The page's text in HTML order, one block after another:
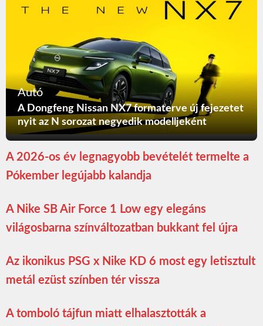
Autó
A Dongfeng Nissan NX7 formaterve új fejezetet
nyit az N sorozat negyedik modelljeként
A 2026-os év legnagyobb bevételét termelte a
Pókember legújabb kalandja
A Nike SB Air Force 1 Low egy elegáns
világosbarna színváltozatban bukkant fel újra
Az ikonikus PSG x Nike KD 6 most egy letisztult
metál ezüst színben tér vissza
A tomboló tájfun miatt elhalasztották a